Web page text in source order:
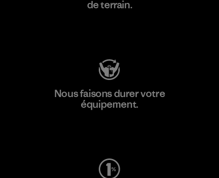
de terrain.
Nous faisons durer votre
équipement.